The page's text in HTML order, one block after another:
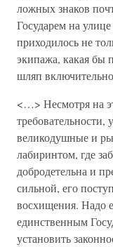
ложных знаков
Государем на
приходилось не
экипажа, какая бы
шляп
<…> Несмотря на
великодушные и
лабиринтом, где
добродетельна и
сильной, его
восхищения. Надо
единственным
установить